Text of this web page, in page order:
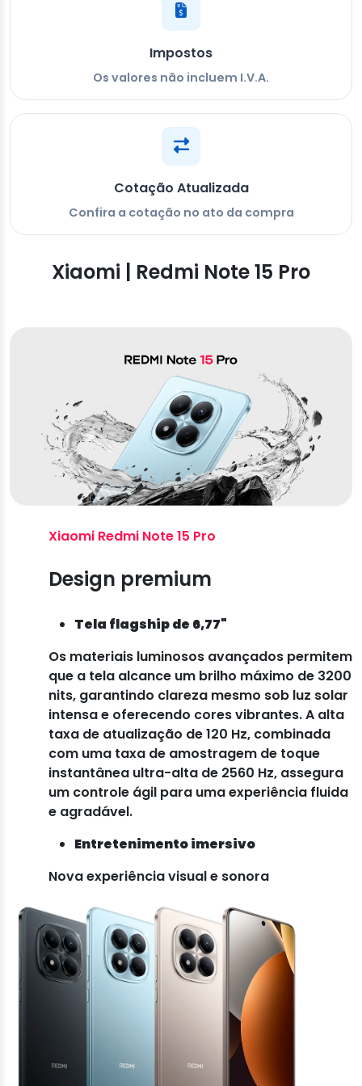
Impostos
Os valores não incluem I.V.A.
Cotação Atualizada
Confira a cotação no ato da compra
Xiaomi | Redmi Note 15 Pro
Xiaomi Redmi Note 15 Pro
Design premium
Tela flagship de 6,77"
Os materiais luminosos avançados permitem
que a tela alcance um brilho máximo de 3200
nits, garantindo clareza mesmo sob luz solar
intensa e oferecendo cores vibrantes. A alta
taxa de atualização de 120 Hz, combinada
com uma taxa de amostragem de toque
instantânea ultra-alta de 2560 Hz, assegura
um controle ágil para uma experiência fluida
e agradável.
Entretenimento imersivo
Nova experiência visual e sonora